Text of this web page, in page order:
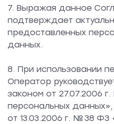
7. Выражая данное
подтверждает
предоставленных
данных.
8. При использовании
Оператор
законом от 27.07.2006
персональных
от 13.03.2006 г. № 38 ФЗ